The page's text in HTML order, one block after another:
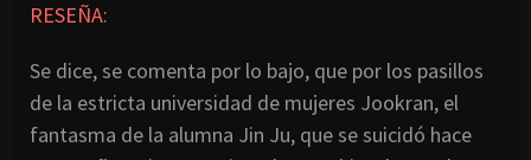
RESEÑA:
Se dice, se comenta por lo bajo, que por los pasillos
de la estricta universidad de mujeres Jookran, el
fantasma de la alumna Jin Ju, que se suicidó hace